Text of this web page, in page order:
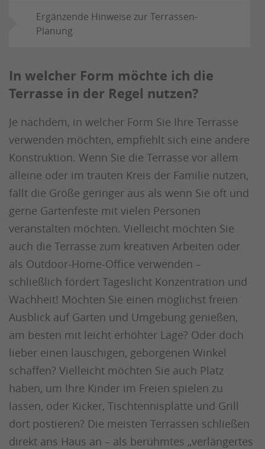
Ergänzende Hinweise zur Terrassen-
Planung
In welcher Form möchte ich die
Terrasse in der Regel nutzen?
Je nachdem, in welcher Form Sie Ihre Terrasse
verwenden möchten, empfiehlt sich eine andere
Konstruktion. Wenn Sie die Terrasse vor allem
alleine oder im trauten Kreis der Familie nutzen,
fällt die Größe geringer aus als wenn Sie oft und
gerne Gartenfeste mit vielen Personen
veranstalten möchten. Vielleicht möchten Sie
auch die Terrasse zum kreativen Arbeiten oder
als Outdoor-Home-Office verwenden –
schließlich fördert Tageslicht Konzentration und
Wachheit! Möchten Sie einen möglichst freien
Ausblick auf Garten und Umgebung genießen,
am besten mit leicht erhöhter Lage? Oder doch
lieber einen lauschigen, geborgenen Winkel
schaffen? Vielleicht möchten Sie auch Platz
haben, um Ihre Kinder im Freien spielen zu
lassen, oder Kicker, Tischtennisplatte und Grill
dort postieren? Die meisten Terrassen schließen
direkt ans Haus an – als berühmtes „verlängertes